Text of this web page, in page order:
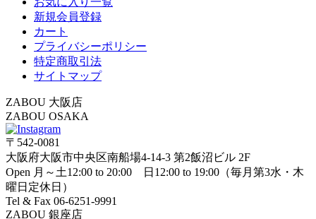
新規会員登録
カート
プライバシーポリシー
特定商取引法
サイトマップ
ZABOU 大阪店
ZABOU OSAKA
〒542-0081
大阪府大阪市中央区南船場4-14-3 第2飯沼ビル 2F
Open 月～土12:00 to 20:00 日12:00 to 19:00（毎月第3水・木
曜日定休日）
Tel & Fax 06-6251-9991
ZABOU 銀座店